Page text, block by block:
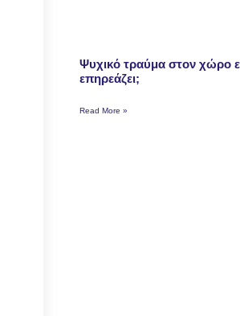
Ψυχικό τραύμα στον χώρο
επηρεάζει;
Read More »